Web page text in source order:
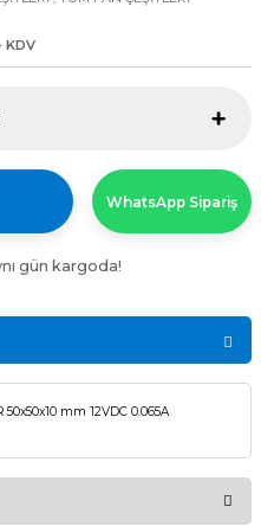
KDV
WhatsApp Sipariş
gün kargoda!
mm 12VDC 0.065A